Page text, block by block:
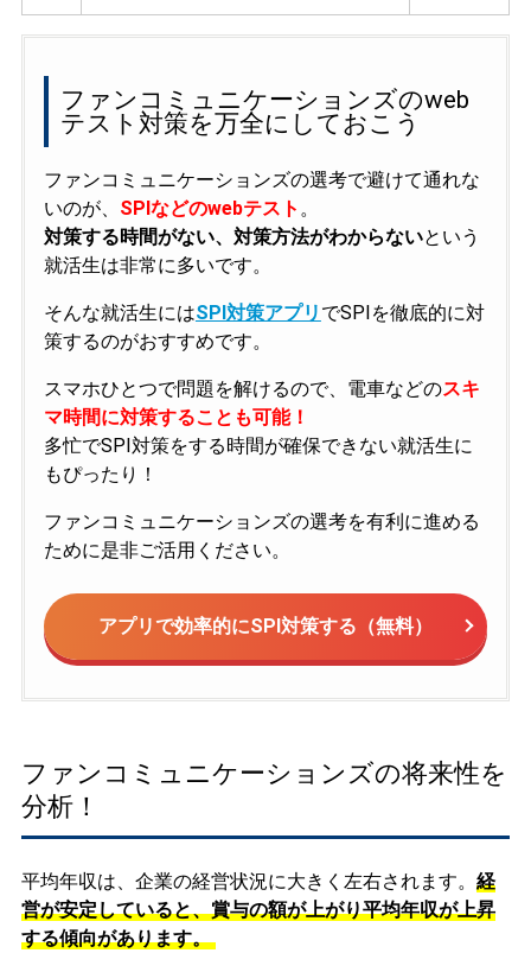
ファンコミュニケーションズのweb
テスト対策を万全にしておこう
ファンコミュニケーションズの選考で避けて通れな
いのが、 SPIなどのwebテスト 。
対策する時間がない、対策方法がわからないという
就活生は非常に多いです。
そんな就活生にはSPI対策アプリ でSPIを徹底的に対
策するのがおすすめです。
スマホひとつで問題を解けるので、電車などのスキ
マ時間に対策することも可能！
多忙でSPI対策をする時間が確保できない就活生に
もぴったり！
ファンコミュニケーションズの選考を有利に進める
ために是非ご活用ください。
アプリで効率的にSPI対策する（無料）
ファンコミュニケーションズの将来性を
分析！
平均年収は、企業の経営状況に大きく左右されます。 経
営が安定していると、賞与の額が上がり平均年収が上昇
する傾向があります。